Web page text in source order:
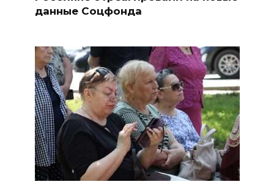
данные Соцфонда